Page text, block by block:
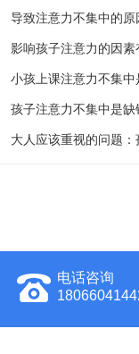
导致注意力不集中的原
影响孩子注意力的因素
小孩上课注意力不集
孩子注意力不集中是缺
大人应该重视的问题
电话咨询